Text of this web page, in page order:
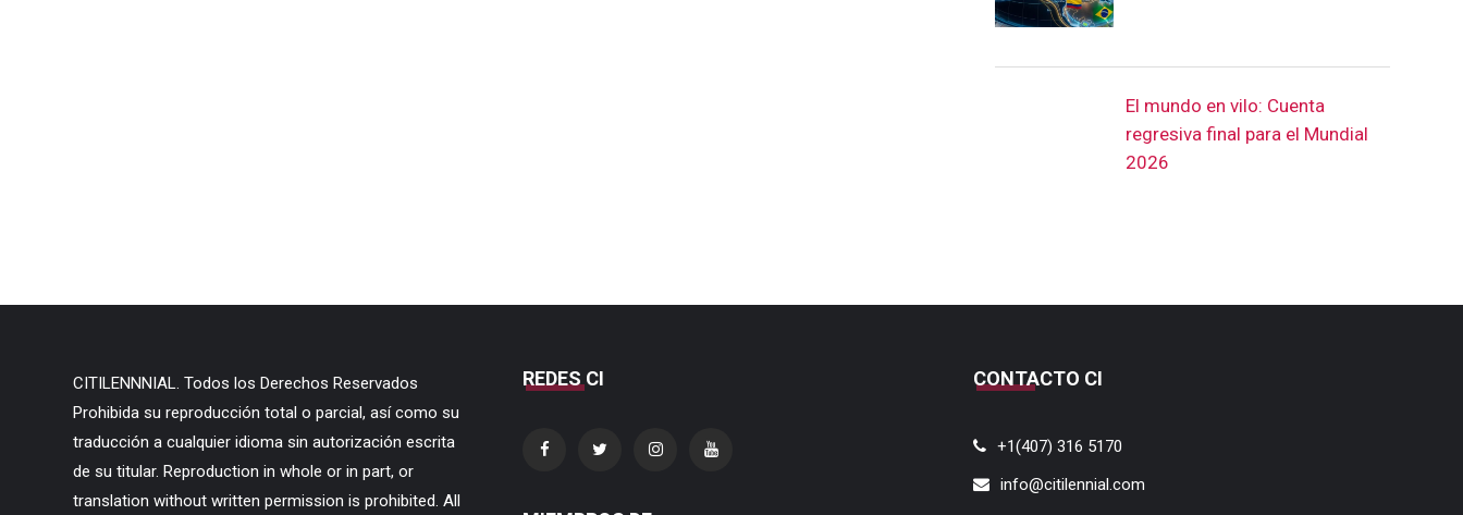
El mundo en vilo: Cuenta
regresiva final para el Mundial
2026
CITILENNNIAL. Todos los Derechos Reservados
Prohibida su reproducción total o parcial, así como su
traducción a cualquier idioma sin autorización escrita
de su titular. Reproduction in whole or in part, or
translation without written permission is prohibited. All
REDES CI CONTACTO CI
+1(407) 316 5170
info@citilennial.com